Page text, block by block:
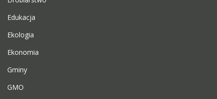
Edukacja
Ekologia
Ekonomia
Gminy
GMO